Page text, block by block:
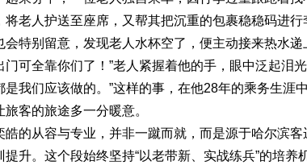
将老人护送至座席，又帮其把沉重的包裹稳稳码进行
会特别留意，发现老人水杯空了，便主动接来热水
门可全靠你们了！”老人紧握着他的手，眼中泛起泪
是我们应该做的。”这样的事，在他28年的乘务生涯
旅客的旅途多一分暖意。
从容与专业，并非一蹴而就，而是源于哈尔滨客
提升。这个段始终坚持“以老带新、实战练兵”的培养